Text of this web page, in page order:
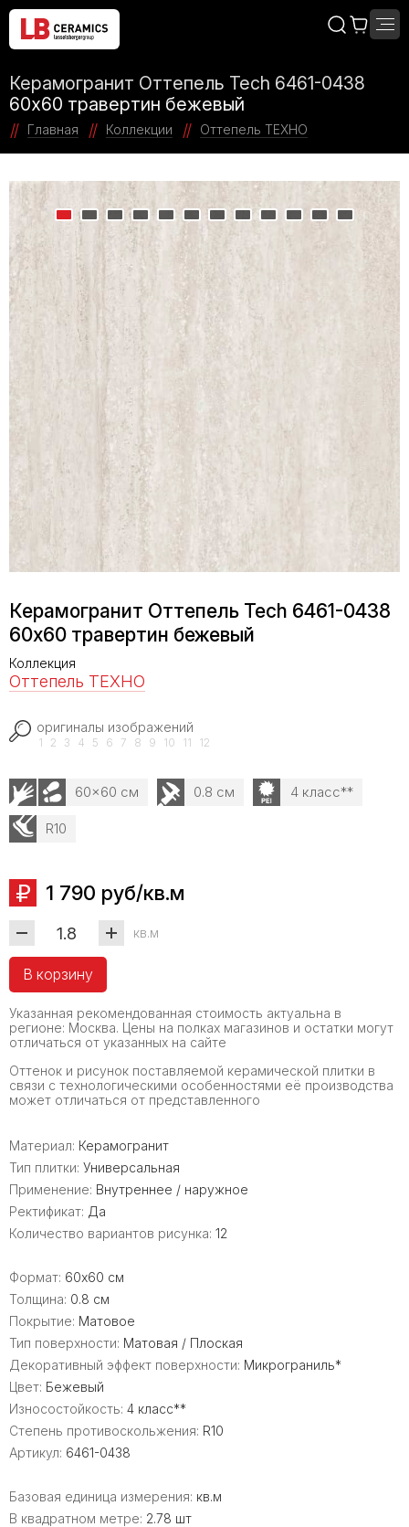
Керамогранит Оттепель Tech 6461-0438
60х60 травертин бежевый
Главная Коллекции Оттепель ТЕХНО
Керамогранит Оттепель Tech 6461-0438
60х60 травертин бежевый
Коллекция
Оттепель ТЕХНО
оригиналы изображений
1 2 3 4 5 6 7 8 9 10 11 12
60x60 см 0.8 см 4 класс**
R10
1 790 руб/кв.м
кв.м
В корзину
Указанная рекомендованная стоимость актуальна в
регионе: Москва. Цены на полках магазинов и остатки могут
отличаться от указанных на сайте
Оттенок и рисунок поставляемой керамической плитки в
связи с технологическими особенностями её производства
может отличаться от представленного
Материал: Керамогранит
Тип плитки: Универсальная
Применение: Внутреннее / наружное
Ректификат: Да
Количество вариантов рисунка: 12
Формат: 60x60 см
Толщина: 0.8 см
Покрытие: Матовое
Тип поверхности: Матовая / Плоская
Декоративный эффект поверхности: Микрограниль*
Цвет: Бежевый
Износостойкость: 4 класс**
Степень противоскольжения: R10
Артикул: 6461-0438
Базовая единица измерения: кв.м
В квадратном метре: 2.78 шт